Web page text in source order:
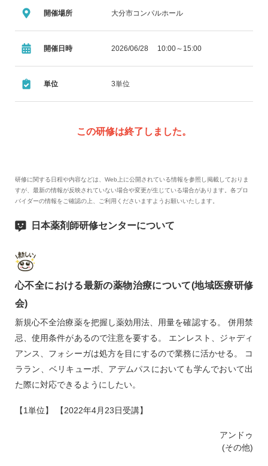
開催場所 大分市コンパルホール
開催日時 2026/06/28 10:00～15:00
単位 3単位
この研修は終了しました。
研修に関する日程や内容などは、Web上に公開されている情報を参照し掲載しておりま
すが、最新の情報が反映されていない場合や変更が生じている場合があります。各プロ
バイダーの情報をご確認の上、ご利用くださいますようお願いいたします。
日本薬剤師研修センターについて
心不全における最新の薬物治療について(地域医療研修
会)
新規心不全治療薬を把握し薬効用法、用量を確認する。 併用禁
忌、使用条件があるので注意を要する。 エンレスト、ジャディ
アンス、フォシーガは処方を目にするので業務に活かせる。 コ
ララン、ベリキューボ、アデムパスにおいても学んでおいて出
た際に対応できるようにしたい。
【1単位】 【2022年4月23日受講】
アンドゥ
(その他)